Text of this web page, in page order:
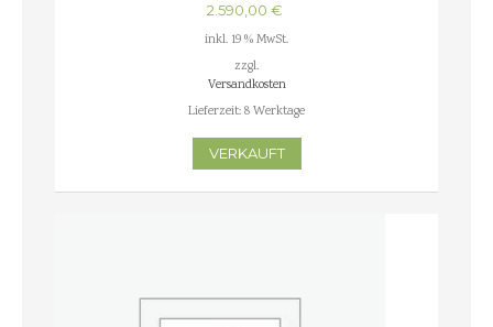
2.590,00 €
inkl. 19 % MwSt.
zzgl.
Versandkosten
Lieferzeit:8 Werktage
VERKAUFT